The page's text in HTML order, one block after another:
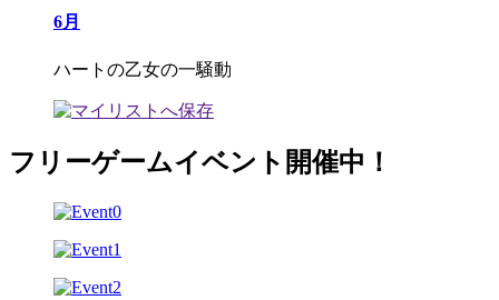
6月
ハートの乙女の一騒動
フリーゲームイベント開催中！